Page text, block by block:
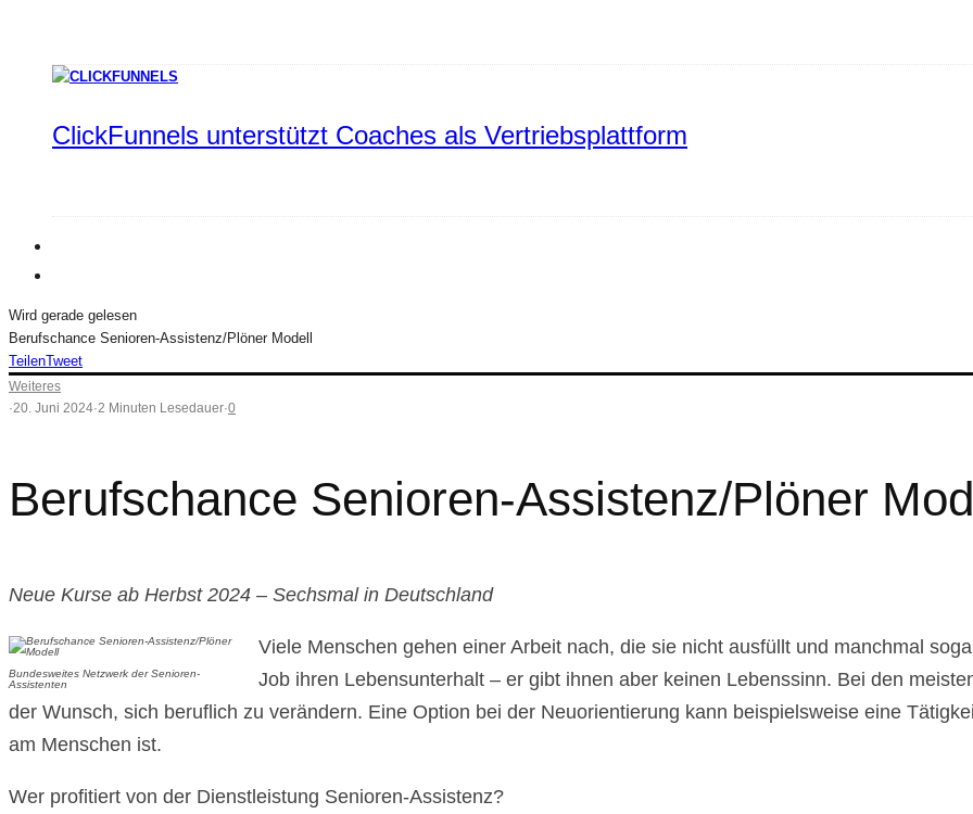
ClickFunnels unterstützt Coaches als Vertriebsplattform
Wird gerade gelesen
Berufschance Senioren-Assistenz/Plöner Modell
TeilenTweet
Weiteres
·20. Juni 2024·2 Minuten Lesedauer·0
Berufschance Senioren-Assistenz/Plöner
Neue Kurse ab Herbst 2024 – Sechsmal in Deutschland
Bundesweites Netzwerk der Senioren-
Assistenten
Viele Menschen gehen einer Arbeit nach, die sie nicht ausfüllt und manchmal
Job ihren Lebensunterhalt – er gibt ihnen aber keinen Lebenssinn. Bei den
der Wunsch, sich beruflich zu verändern. Eine Option bei der Neuorientierung kann beispielsweise eine
am Menschen ist.
Wer profitiert von der Dienstleistung Senioren-Assistenz?